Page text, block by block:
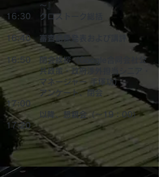
16:30
16:40
16:50
17:00
17:20
～』
​クロストーク総括
審査結果発表および講評
​閉会挨拶（Google合同会社公
共政策・政府渉外担当シニア・
マネージャー 手塚功）
​アンケート、閉会
以降、懇親会（～19：00）